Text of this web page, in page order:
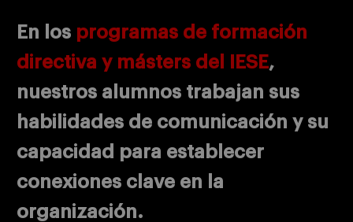
En los programas de formación
directiva y másters del IESE,
nuestros alumnos trabajan sus
habilidades de comunicación y su
capacidad para establecer
conexiones clave en la
organización.